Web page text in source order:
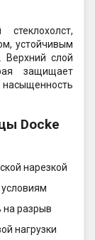
устойчивым
Верхний слой
защищает
Docke
нарезкой
на разрыв
нагрузки